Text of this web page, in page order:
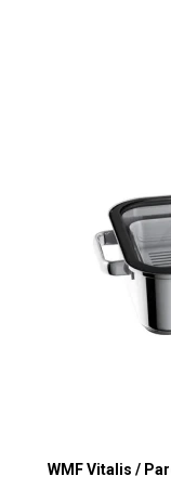
WMF Vitalis /